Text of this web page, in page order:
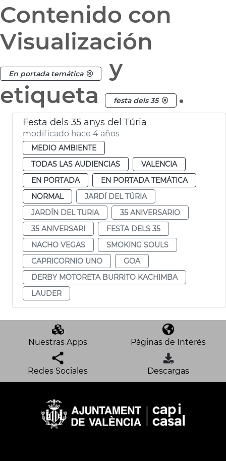
Contenido con
Visualización
En portada temática
y
etiqueta
festa dels 35 .
Festa dels 35 anys del Túria
modificado hace 4 años
MEDIO AMBIENTE
TODAS LAS AUDIENCIAS
VALENCIA
EN PORTADA
EN PORTADA TEMÁTICA
NORMAL
JARDÍ DEL TÚRIA
JARDÍN DEL TURIA
35 ANIVERSARIO
35 ANIVERSARI
FESTA DELS 35
NACHO VEGAS
SMOKING SOULS
CAPRICORNIO UNO
GOA
DERBY MOTORETA BURRITO KACHIMBA
LAUDER
Nuestras Apps Páginas de Interés
Redes Sociales Descargas